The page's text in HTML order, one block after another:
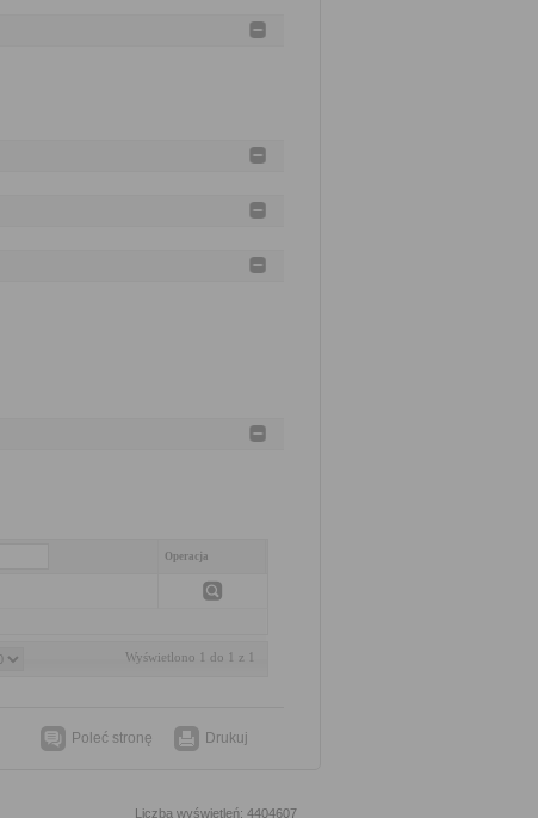
Operacja
Wyświetlono 1 do 1 z 1
Poleć stronę Drukuj
Liczba wyświetleń: 4404607